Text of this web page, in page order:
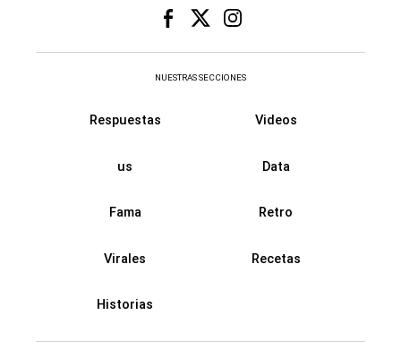
NUESTRAS SECCIONES
Respuestas Videos
us Data
Fama Retro
Virales Recetas
Historias